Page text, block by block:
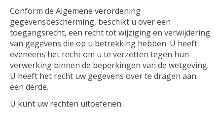
Conform de Algemene verordening
gegevensbescherming, beschikt u over een
toegangsrecht, een recht tot wijziging en verwijdering
van gegevens die op u betrekking hebben. U heeft
eveneens het recht om u te verzetten tegen hun
verwerking binnen de beperkingen van de wetgeving.
U heeft het recht uw gegevens over te dragen aan
een derde.
U kunt uw rechten uitoefenen: